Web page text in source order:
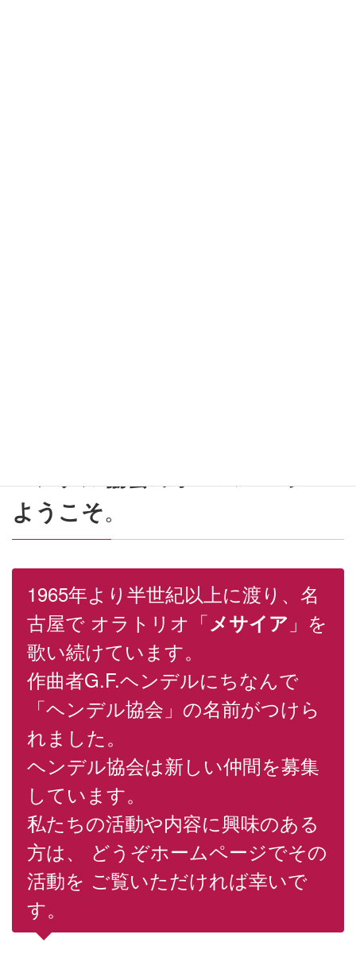
ようこそ。
1965年より半世紀以上に渡り、名
古屋で オラトリオ「メサイア 」を
歌い続けています。
作曲者G.F.ヘンデルにちなんで
「ヘンデル協会」の名前がつけら
れました。
ヘンデル協会は新しい仲間を募集
しています。
私たちの活動や内容に興味のある
方は、 どうぞホームページでその
活動を ご覧いただければ幸いで
す。